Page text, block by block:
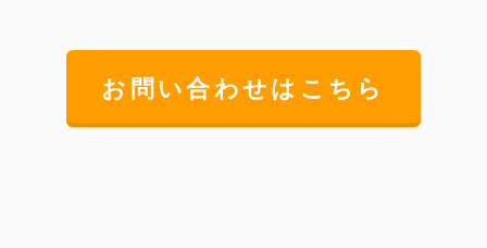
お問い合わせはこちら